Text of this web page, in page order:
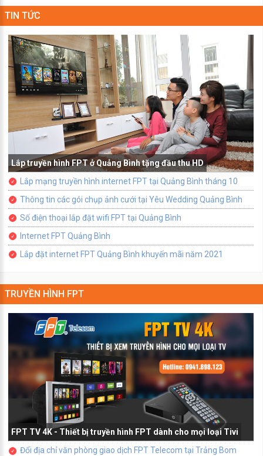
TIN TỨC
Lắp truyền hình FPT ở Quảng Bình tặng đầu thu HD
Lắp mạng truyền hình internet FPT tại Quảng Bình tháng 10
Thông tin các gói chụp ảnh cưới tại Yêu Wedding Quảng Bình
Số điện thoại lắp đặt wifi FPT tại Quảng Bình
Internet FPT Quảng Bình
Lắp đặt internet FPT Quảng Bình khuyến mãi năm 2021
TRUYỀN HÌNH FPT
FPT TV 4K - Thiết bị truyền hình FPT dành cho mọi loại Tivi
Đổi địa chỉ văn phòng giao dịch FPT Telecom tại Trảng Bom